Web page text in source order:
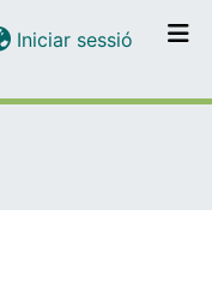
tot el DD
Iniciar sessió (current)